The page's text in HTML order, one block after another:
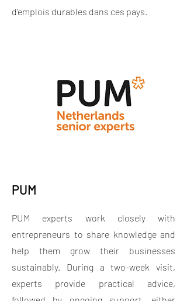
d’emplois durables dans ces pays.
PUM
PUM experts work closely with
entrepreneurs to share knowledge and
help them grow their businesses
sustainably. During a two-week visit,
experts provide practical advice,